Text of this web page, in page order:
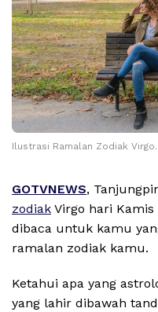
Ilustrasi Ramalan Zodiak
GOTVNEWS,
zodiak Virgo hari
dibaca untuk kamu
ramalan zodiak kamu.
Ketahui apa yang
yang lahir dibawah